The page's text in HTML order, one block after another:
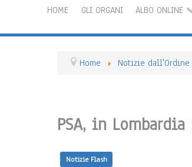
HOME GLI ORGANI ALBO ONLINE
Home Notizie dall'Ordine
PSA, in
Notizie Flash